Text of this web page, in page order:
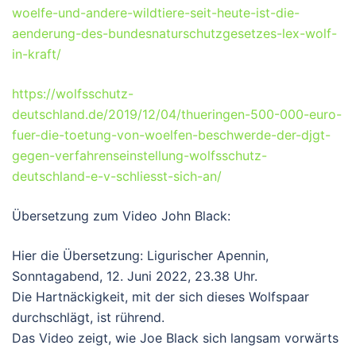
woelfe-und-andere-wildtiere-seit-heute-ist-die-
aenderung-des-bundesnaturschutzgesetzes-lex-wolf-
in-kraft/
https://wolfsschutz-
deutschland.de/2019/12/04/thueringen-500-000-euro-
fuer-die-toetung-von-woelfen-beschwerde-der-djgt-
gegen-verfahrenseinstellung-wolfsschutz-
deutschland-e-v-schliesst-sich-an/
Übersetzung zum Video John Black:
Hier die Übersetzung: Ligurischer Apennin,
Sonntagabend, 12. Juni 2022, 23.38 Uhr.
Die Hartnäckigkeit, mit der sich dieses Wolfspaar
durchschlägt, ist rührend.
Das Video zeigt, wie Joe Black sich langsam vorwärts